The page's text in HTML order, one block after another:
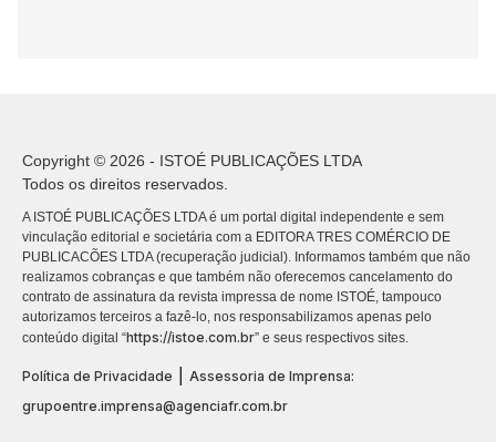
Copyright © 2026 - ISTOÉ PUBLICAÇÕES LTDA
Todos os direitos reservados.
A ISTOÉ PUBLICAÇÕES LTDA é um portal digital independente e sem
vinculação editorial e societária com a EDITORA TRES COMÉRCIO DE
PUBLICACÕES LTDA (recuperação judicial). Informamos também que não
realizamos cobranças e que também não oferecemos cancelamento do
contrato de assinatura da revista impressa de nome ISTOÉ, tampouco
autorizamos terceiros a fazê-lo, nos responsabilizamos apenas pelo
conteúdo digital “https://istoe.com.br” e seus respectivos sites.
Política de Privacidade
Assessoria de Imprensa:
grupoentre.imprensa@agenciafr.com.br